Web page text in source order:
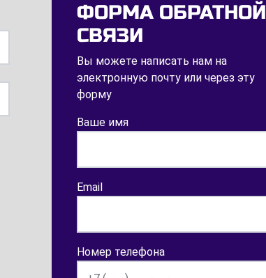
ФОРМА ОБРАТНОЙ
СВЯЗИ
Вы можете написать нам на
электронную почту или через эту
форму
Ваше имя
Email
Номер телефона